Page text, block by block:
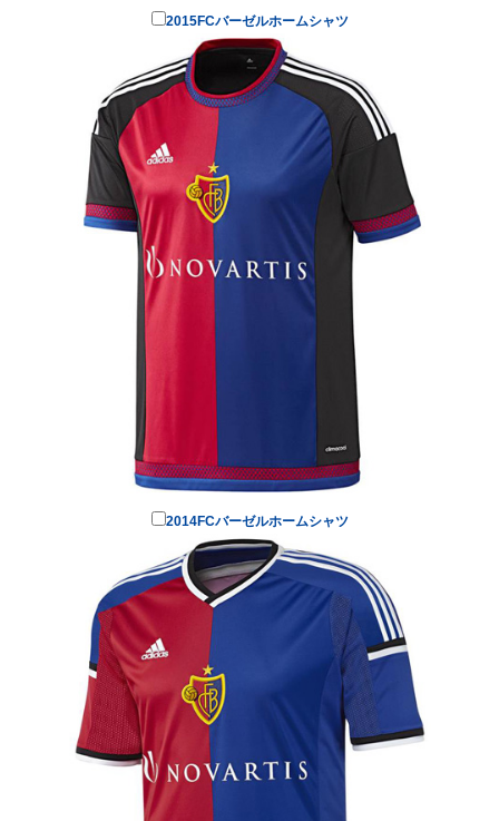
2015FCバーゼルホームシャツ
2014FCバーゼルホームシャツ